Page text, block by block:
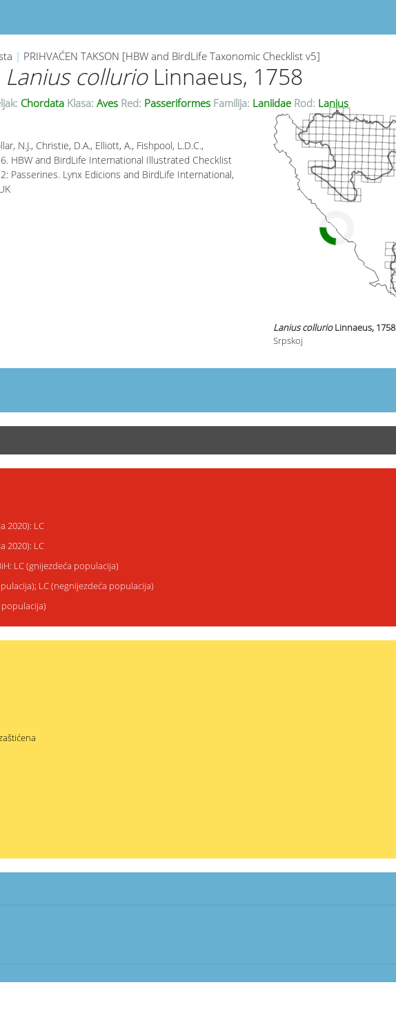
| PRIHVAĆEN TAKSON [HBW and BirdLife Taxonomic Checklist v5]
Lanius collurio Linnaeus, 1758
Chordata Klasa: Aves Red: Passeriformes Familija: Laniidae Rod: Lanius
N.J., Christie, D.A., Elliott, A., Fishpool, L.D.C.,
HBW and BirdLife International Illustrated Checklist
Passerines. Lynx Edicions and BirdLife International,
Lanius collurioLinnaeus, 1758
Srpskoj
2020): LC
2020): LC
LC (gnijezdeća populacija)
LC (negnijezdeća populacija)
populacija)